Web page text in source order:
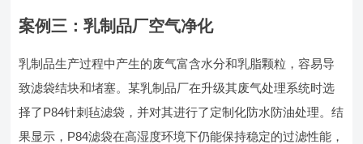
案例三：乳制品厂空气净化
乳制品生产过程中产生的废气富含水分和乳脂颗粒，容易导
致滤袋结块和堵塞。某乳制品厂在升级其废气处理系统时选
择了P84针刺毡滤袋，并对其进行了定制化防水防油处理。结
果显示，P84滤袋在高湿度环境下仍能保持稳定的过滤性能，